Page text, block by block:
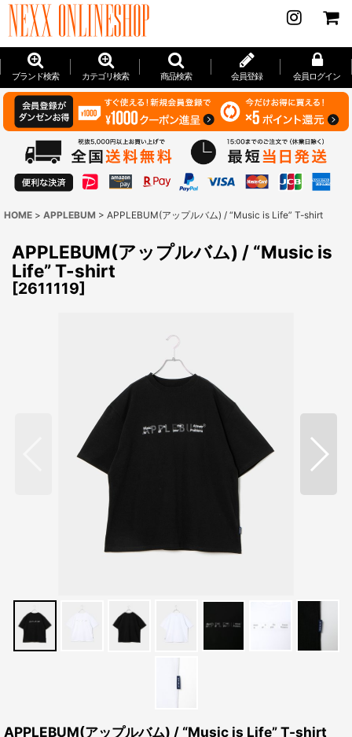
ブランド検索 カテゴリ検索 商品検索 会員登録 会員ログイン
HOME > APPLEBUM > APPLEBUM(アップルバム) / “Music is Life” T-shirt
APPLEBUM(アップルバム) / “Music is
Life” T-shirt
[2611119]
APPLEBUM(アップルバム) / “Music is Life” T-shirt